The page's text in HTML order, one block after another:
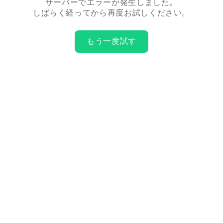
サーバーでエラーが発生しました。
しばらく経ってから再度お試しください。
もう一度試す